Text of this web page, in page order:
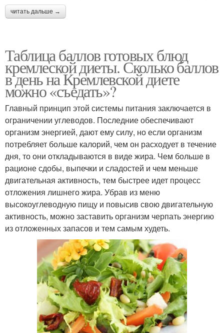
читать дальше →
Таблица баллов готовых блюд
кремлеской диеты. Сколько баллов
в день на Кремлевской диете
можно «съедать»?
Главный принцип этой системы питания заключается в
ограничении углеводов. Последние обеспечивают
организм энергией, дают ему силу, но если организм
потребляет больше калорий, чем он расходует в течение
дня, то они откладываются в виде жира. Чем больше в
рационе сдобы, выпечки и сладостей и чем меньше
двигательная активность, тем быстрее идет процесс
отложения лишнего жира. Убрав из меню
высокоуглеводную пищу и повысив свою двигательную
активность, можно заставить организм черпать энергию
из отложенных запасов и тем самым худеть.